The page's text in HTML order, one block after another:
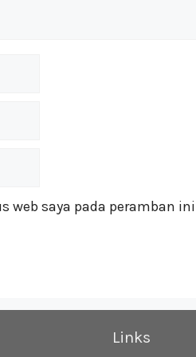
web saya pada peramban
Links